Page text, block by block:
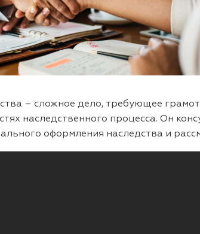
– сложное дело, требующее
наследственного процесса. Он
оформления наследства и